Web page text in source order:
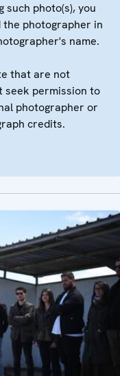
photo(s), you
the photographer in
name.
that are not
seek permission to
photographer or
credits.